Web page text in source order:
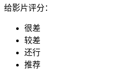
给影片评分：
很差
较差
还行
推荐